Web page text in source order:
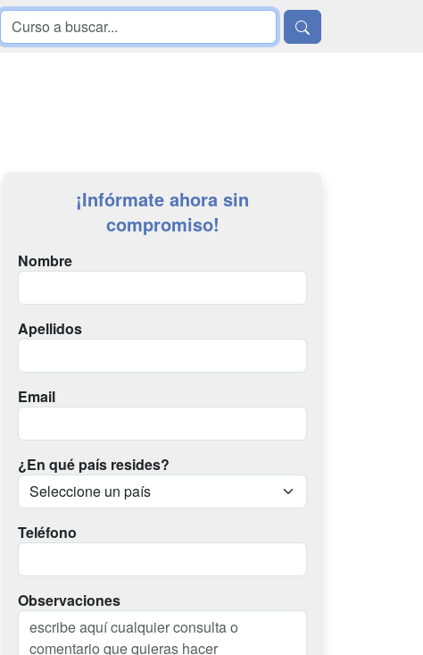
¡Infórmate ahora sin
compromiso!
Nombre
Apellidos
Email
¿En qué país resides?
Teléfono
Observaciones